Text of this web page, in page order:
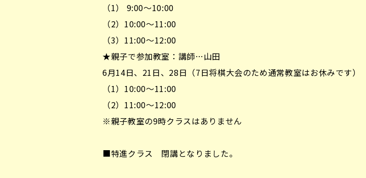
（1） 9:00～10:00
（2）10:00～11:00
（3）11:00～12:00
★親子で参加教室：講師…山田
6月14日、21日、28日（7日将棋大会のため通常教室はお休みです）
（1）10:00～11:00
（2）11:00～12:00
※親子教室の9時クラスはありません
■特進クラス 閉講となりました。